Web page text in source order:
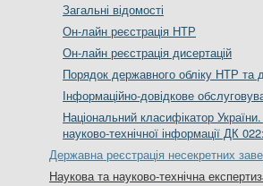
Загальні відомості
Он-лайн реєстрація НТР
Он-лайн реєстрація дисертацій
Порядок державного обліку НТР та
Інформаційно-довідкове
Національний класифікатор
науково-технічної інформації ДК
Державна реєстрація несекретних
Наукова та науково-технічна